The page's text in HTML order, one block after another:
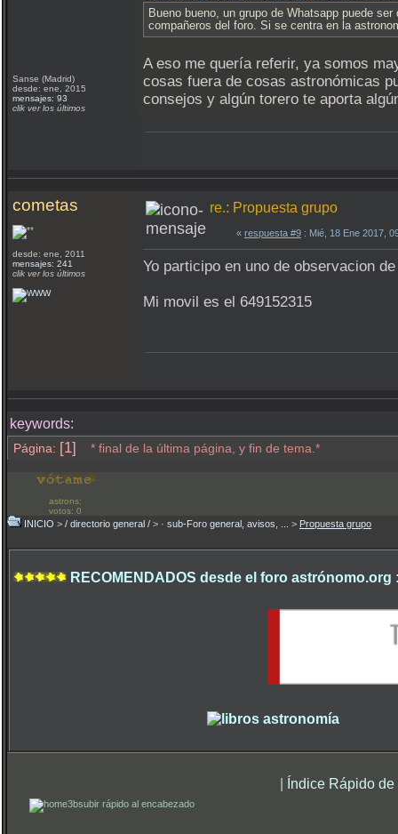
Sanse (Madrid)
desde: ene, 2015
mensajes: 93
clik ver los últimos
Bueno bueno, un grupo de Whatsapp puede
compañeros del foro. Si se centra en la
A eso me quería referir, ya somos
cosas fuera de cosas astronómicas
consejos y algún torero te aporta
cometas
desde: ene, 2011
mensajes: 241
clik ver los últimos
re.: Propuesta grupo
« respuesta #9 : Mié, 18 Ene 2017,
Yo participo en uno de observacion
Mi movil es el 649152315
keywords:
Página: [1] * final de la última página, y fin de tema.*
astrons:
votos: 0
INICIO > / directorio general / > · sub-Foro general, avisos, ... > Propuesta grupo
RECOMENDADOS desde el foro astrónomo.org
| Índice Rápido de
subir rápido al encabezado